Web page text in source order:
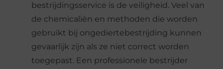
bestrijdingsservice is de veiligheid. Veel van
de chemicaliën en methoden die worden
gebruikt bij ongediertebestrijding kunnen
gevaarlijk zijn als ze niet correct worden
toegepast. Een professionele bestrijder